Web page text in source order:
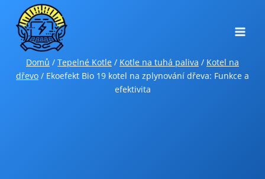
Přeskočit
obsah
Domů / Tepelné Kotle / Kotle na tuhá paliva / Kotel na
dřevo / Ekoefekt Bio 19 kotel na zplynování dřeva: Funkce a
efektivita